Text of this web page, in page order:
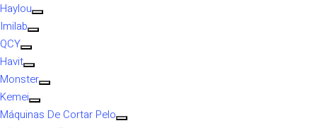
Haylou
Imilab
QCY
Havit
Monster
Kemei
Máquinas De Cortar Pelo